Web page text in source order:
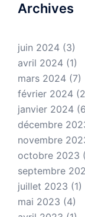
Archives
juin 2024 (3)
avril 2024 (1)
mars 2024 (7)
février 2024
janvier 2024
décembre
novembre
octobre 2023
septembre
juillet 2023 (1)
mai 2023 (4)